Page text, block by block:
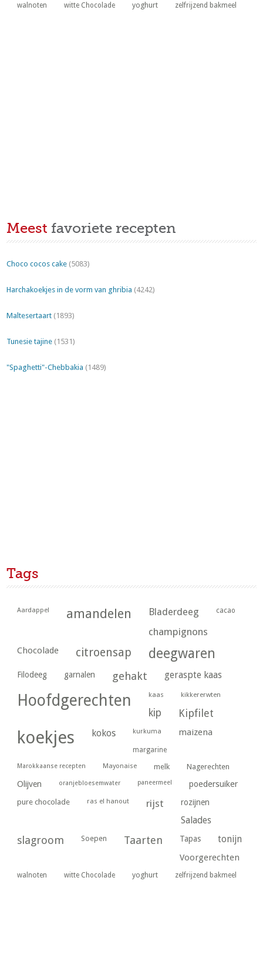
walnoten witte Chocolade yoghurt zelfrijzend bakmeel
Meest favoriete recepten
Choco cocos cake (5083)
Harchakoekjes in de vorm van ghribia (4242)
Maltesertaart (1893)
Tunesie tajine (1531)
"Spaghetti"-Chebbakia (1489)
Tags
Aardappel amandelen Bladerdeeg cacao
champignons
Chocolade citroensap deegwaren
Filodeeg garnalen gehakt geraspte kaas
Hoofdgerechten kaas kikkererwten
kip Kipfilet
koekjes kokos kurkuma maizena
margarine
Marokkaanse recepten Mayonaise melk Nagerechten
Olijven oranjebloesemwater paneermeel poedersuiker
pure chocolade ras el hanout rijst rozijnen
Salades
slagroom Soepen Taarten Tapas tonijn
Voorgerechten
walnoten witte Chocolade yoghurt zelfrijzend bakmeel